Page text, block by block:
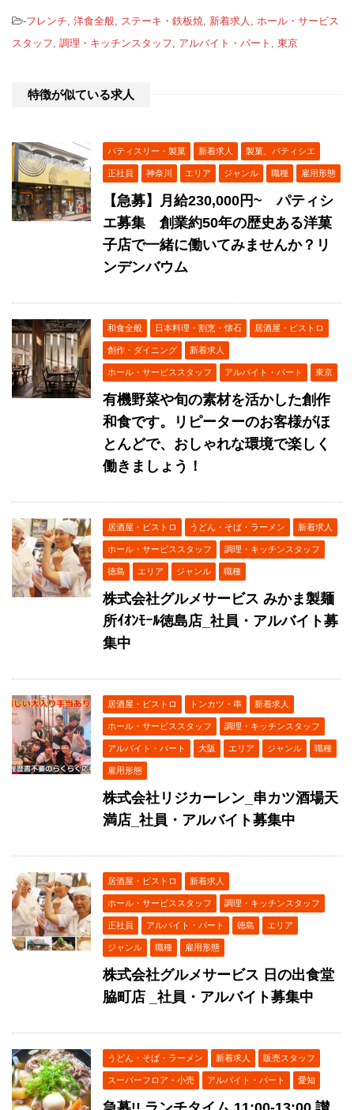
-フレンチ 洋食全般 ステーキ・鉄板焼 新着求人
ホール・サービス
スタッフ 調理・キッチンスタッフ アルバイト・パート 東京
特徴が似ている求人
パティスリー・製菓 新着求人 製菓、パティシエ
正社員 神奈川 エリア ジャンル 職種 雇用形態
【急募】月給230,000円~ パティシ
エ募集 創業約50年の歴史ある洋菓
子店で一緒に働いてみませんか？リ
ンデンバウム
和食全般 日本料理・割烹・懐石 居酒屋・ビストロ
創作・ダイニング 新着求人
ホール・サービススタッフ アルバイト・パート 東京
有機野菜や旬の素材を活かした創作
和食です。リピーターのお客様がほ
とんどで、おしゃれな環境で楽しく
働きましょう！
居酒屋・ビストロ うどん・そば・ラーメン 新着求人
ホール・サービススタッフ 調理・キッチンスタッフ
徳島 エリア ジャンル 職種
株式会社グルメサービス みかま製麺
所ｲｵﾝﾓｰﾙ徳島店_社員・アルバイト募
集中
居酒屋・ビストロ トンカツ・串 新着求人
ホール・サービススタッフ 調理・キッチンスタッフ
アルバイト・パート 大阪 エリア ジャンル 職種
雇用形態
株式会社リジカーレン_串カツ酒場天
満店_社員・アルバイト募集中
居酒屋・ビストロ 新着求人
ホール・サービススタッフ 調理・キッチンスタッフ
正社員 アルバイト・パート 徳島 エリア
ジャンル 職種 雇用形態
株式会社グルメサービス 日の出食堂
脇町店 _社員・アルバイト募集中
うどん・そば・ラーメン 新着求人 販売スタッフ
スーパーフロア・小売 アルバイト・パート 愛知